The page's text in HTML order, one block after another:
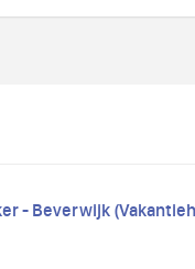
- Beverwijk